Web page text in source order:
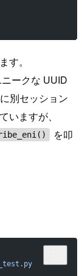
す。
ークな UUID
別セッション
いますが、
を叩